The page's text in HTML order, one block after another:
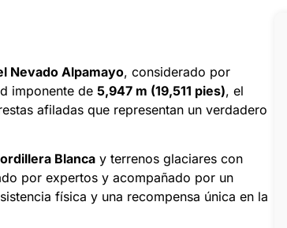
Nevado Alpamayo, considerado por
imponente de 5,947 m (19,511 pies), el
afiladas que representan un verdadero
Blanca y terrenos glaciares con
por expertos y acompañado por un
física y una recompensa única en la